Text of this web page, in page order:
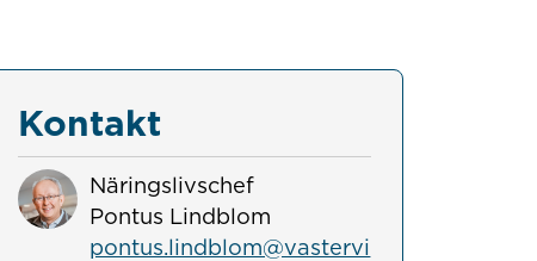
Kontakt
Näringslivschef
Pontus Lindblom
pontus.lindblom@vastervi